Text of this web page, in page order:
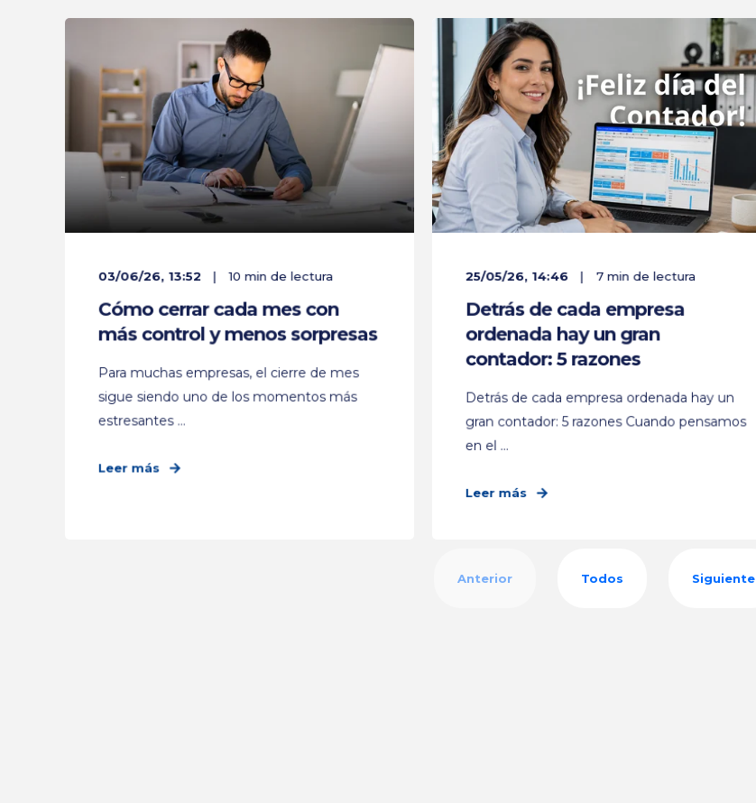
03/06/26, 13:52 10 min de lectura
Cómo cerrar cada mes con
más control y menos sorpresas
Para muchas empresas, el cierre de mes
sigue siendo uno de los momentos más
estresantes ...
Leer más
25/05/26, 14:46 7 min de lectura
Detrás de cada empresa
ordenada hay un gran
contador: 5 razones
Detrás de cada empresa ordenada hay un
gran contador: 5 razones Cuando pensamos
en el ...
Leer más
Anterior Todos Siguiente